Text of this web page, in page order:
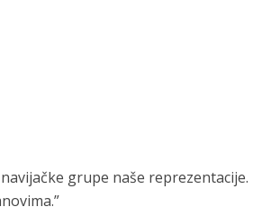
grupe naše reprezentacije.